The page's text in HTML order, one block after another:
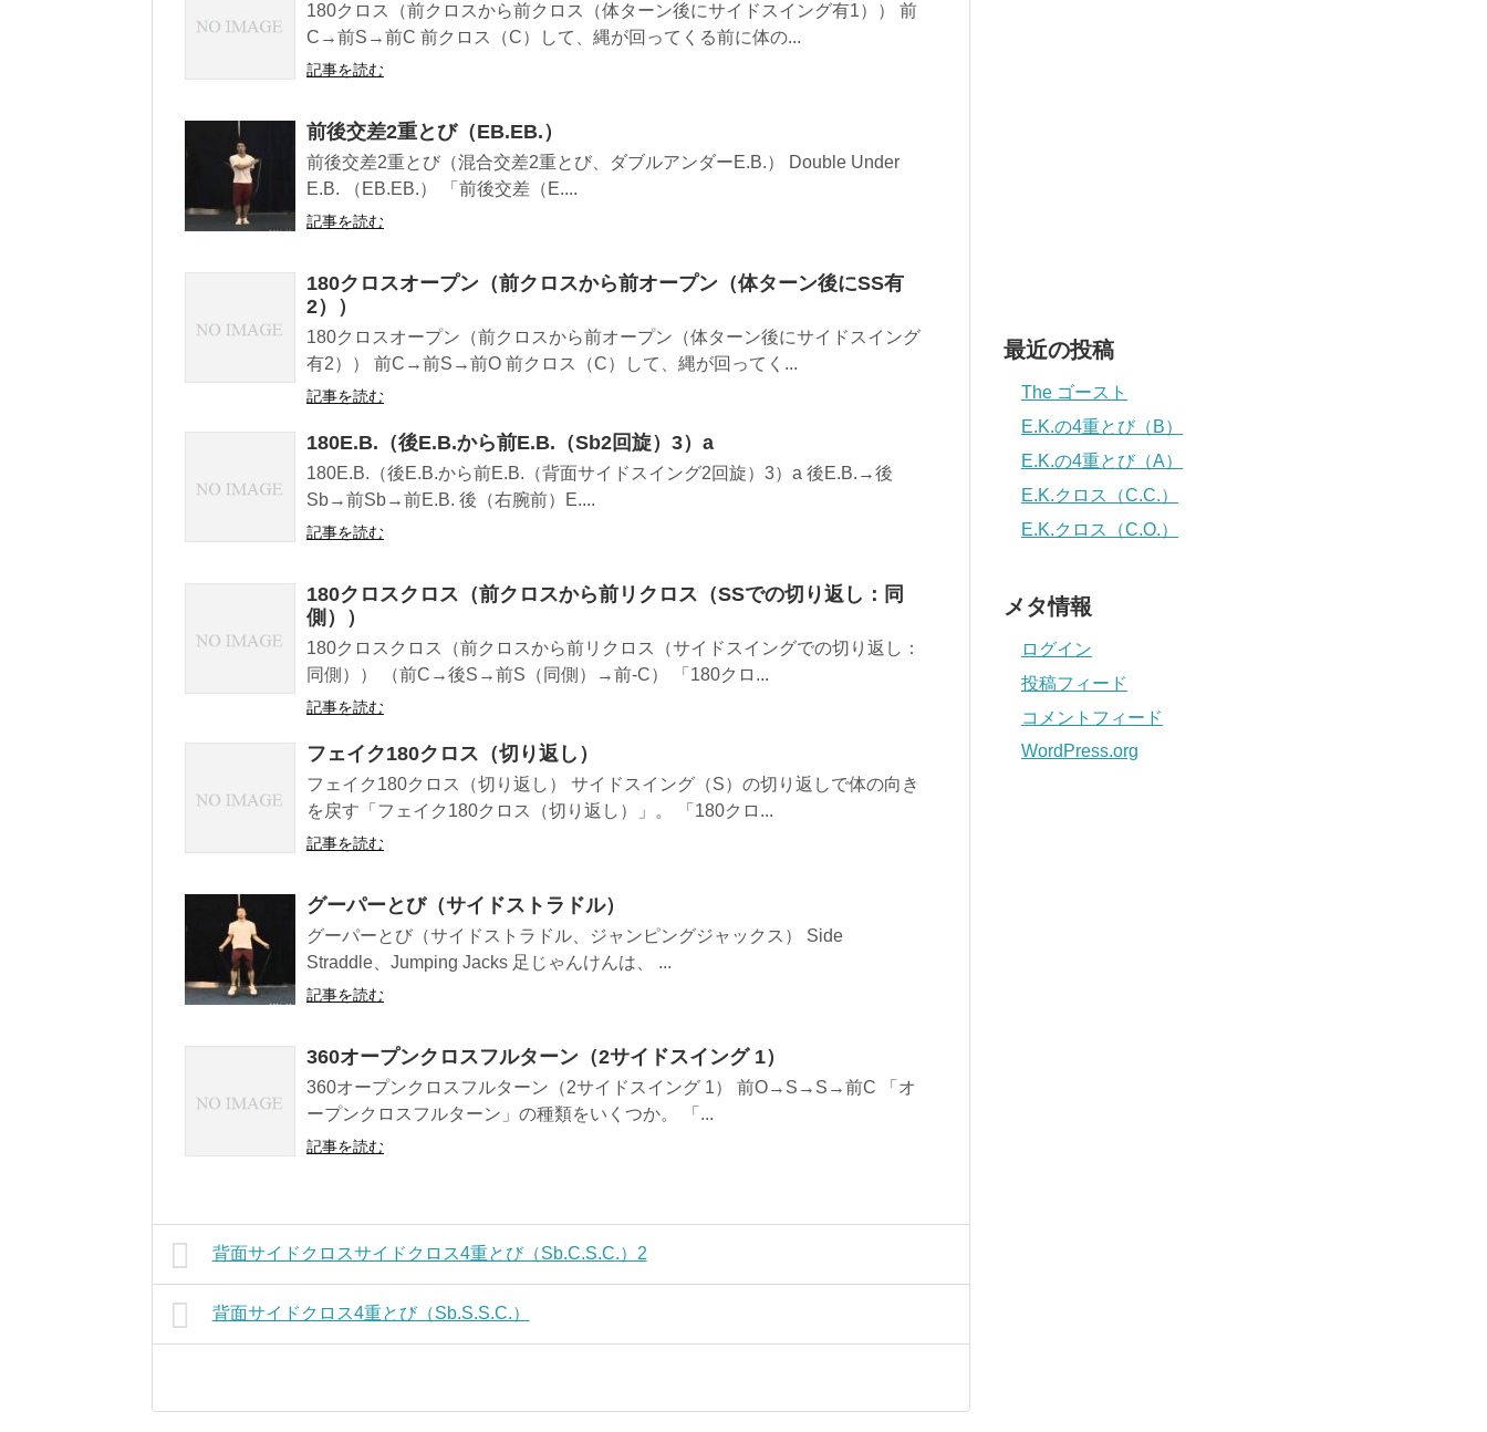
180クロス（前クロスから前クロス（体ターン後にサイドスイング有1）） 前
C→前S→前C 前クロス（C）して、縄が回ってくる前に体の...
記事を読む
前後交差2重とび（EB.EB.）
前後交差2重とび（混合交差2重とび、ダブルアンダーE.B.） Double Under
E.B. （EB.EB.） 「前後交差（E....
記事を読む
180クロスオープン（前クロスから前オープン（体ターン後にSS有
2））
180クロスオープン（前クロスから前オープン（体ターン後にサイドスイング
有2）） 前C→前S→前O 前クロス（C）して、縄が回ってく...
記事を読む
180E.B.（後E.B.から前E.B.（Sb2回旋）3）a
180E.B.（後E.B.から前E.B.（背面サイドスイング2回旋）3）a 後E.B.→後
Sb→前Sb→前E.B. 後（右腕前）E....
記事を読む
180クロスクロス（前クロスから前リクロス（SSでの切り返し：同
側））
180クロスクロス（前クロスから前リクロス（サイドスイングでの切り返し：
同側）） （前C→後S→前S（同側）→前-C） 「180クロ...
記事を読む
フェイク180クロス（切り返し）
フェイク180クロス（切り返し） サイドスイング（S）の切り返しで体の向き
を戻す「フェイク180クロス（切り返し）」。 「180クロ...
記事を読む
グーパーとび（サイドストラドル）
グーパーとび（サイドストラドル、ジャンピングジャックス） Side
Straddle、Jumping Jacks 足じゃんけんは、 ...
記事を読む
360オープンクロスフルターン（2サイドスイング 1）
360オープンクロスフルターン（2サイドスイング 1） 前O→S→S→前C 「オ
ープンクロスフルターン」の種類をいくつか。 「...
記事を読む
背面サイドクロスサイドクロス4重とび（Sb.C.S.C.）2
背面サイドクロス4重とび（Sb.S.S.C.）
最近の投稿
The ゴースト
E.K.の4重とび（B）
E.K.の4重とび（A）
E.K.クロス（C.C.）
E.K.クロス（C.O.）
メタ情報
ログイン
投稿フィード
コメントフィード
WordPress.org